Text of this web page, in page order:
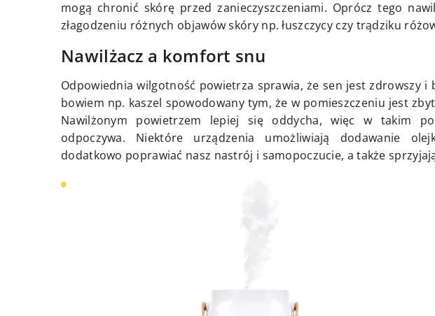
mogą chronić skórę przed zanieczyszczeniami. Oprócz tego
złagodzeniu różnych objawów skóry np. łuszczycy czy trądziku
Nawilżacz a komfort snu
Odpowiednia wilgotność powietrza sprawia, że sen jest zdrowszy i
bowiem np. kaszel spowodowany tym, że w pomieszczeniu jest
Nawilżonym powietrzem lepiej się oddycha, więc w takim
odpoczywa. Niektóre urządzenia umożliwiają dodawanie
dodatkowo poprawiać nasz nastrój i samopoczucie, a także